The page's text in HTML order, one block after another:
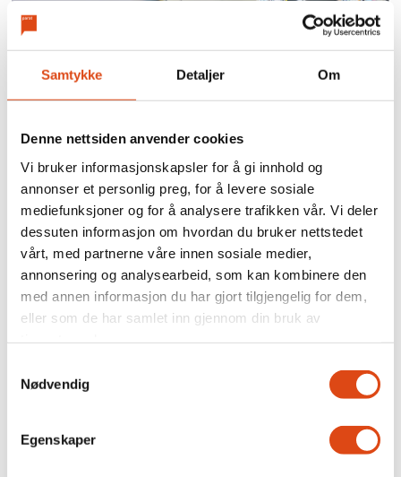
Samtykke Detaljer Om
Denne nettsiden anvender cookies
Vi bruker informasjonskapsler for å gi innhold og
annonser et personlig preg, for å levere sosiale
mediefunksjoner og for å analysere trafikken vår. Vi deler
dessuten informasjon om hvordan du bruker nettstedet
vårt, med partnerne våre innen sosiale medier,
annonsering og analysearbeid, som kan kombinere den
med annen informasjon du har gjort tilgjengelig for dem,
eller som de har samlet inn gjennom din bruk av
Nødvendig
Egenskaper
Flere med master synes
det er vanskelig å få jobb